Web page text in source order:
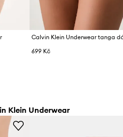
Calvin Klein Underwear tanga
699 Kč
Klein Underwear